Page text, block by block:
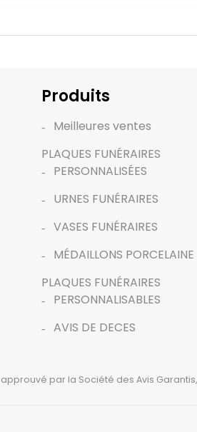
Produits
Meilleures ventes
PLAQUES FUNÉRAIRES
PERSONNALISÉES
URNES FUNÉRAIRES
VASES FUNÉRAIRES
MÉDAILLONS PORCELAINE
PLAQUES FUNÉRAIRES
PERSONNALISABLES
AVIS DE DECES
par la Société des Avis Garantis,